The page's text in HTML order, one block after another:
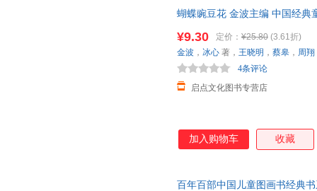
蝴蝶豌豆花 金波主编 中国经典
¥9.30 定价： ¥25.80 (3.61折)
启点文化图书专营店
4条评论
金波 ， 冰心 著， 王晓明 ， 蔡皋 ， 周翔
加入购物车 收藏
百年百部中国儿童图画书经典